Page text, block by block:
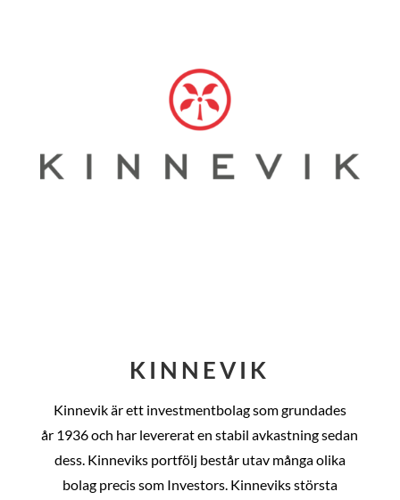
KINNEVIK
Kinnevik är ett investmentbolag som grundades
år 1936 och har levererat en stabil avkastning sedan
dess. Kinneviks portfölj består utav många olika
bolag precis som Investors. Kinneviks största